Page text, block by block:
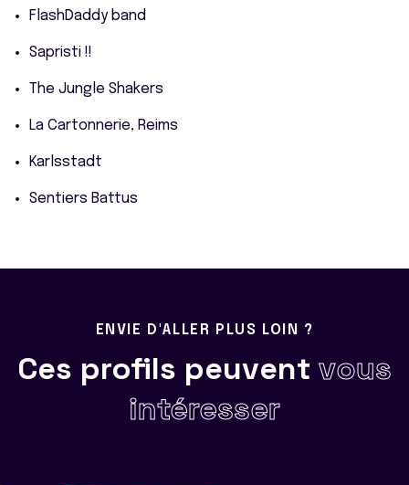
FlashDaddy band
Sapristi !!
The Jungle Shakers
La Cartonnerie, Reims
Karlsstadt
Sentiers Battus
ENVIE D'ALLER PLUS LOIN ?
Ces profils peuvent vous
intéresser